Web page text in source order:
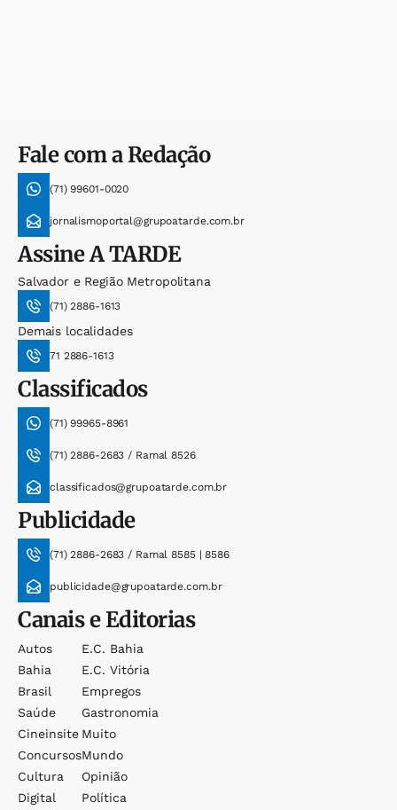
Fale com a Redação
(71) 99601-0020
jornalismoportal@grupoatarde.com.br
AssineA TARDE
Salvador e Região Metropolitana
(71) 2886-1613
Demais localidades
71 2886-1613
Classificados
(71) 99965-8961
(71) 2886-2683 / Ramal 8526
classificados@grupoatarde.com.br
Publicidade
(71) 2886-2683 / Ramal 8585 | 8586
publicidade@grupoatarde.com.br
Canais e Editorias
Autos
Bahia
Brasil
Saúde
Cineinsite
Concursos
Cultura
Digital
E.c. Bahia
E.c. Vitória
Empregos
Gastronomia
Muito
Mundo
Opinião
Política